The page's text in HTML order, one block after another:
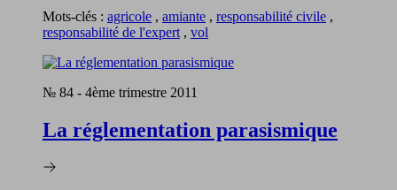
Mots-clés : agricole , amiante , responsabilité civile ,
responsabilité de l'expert , vol
№ 84 - 4ème trimestre 2011
La réglementation parasismique